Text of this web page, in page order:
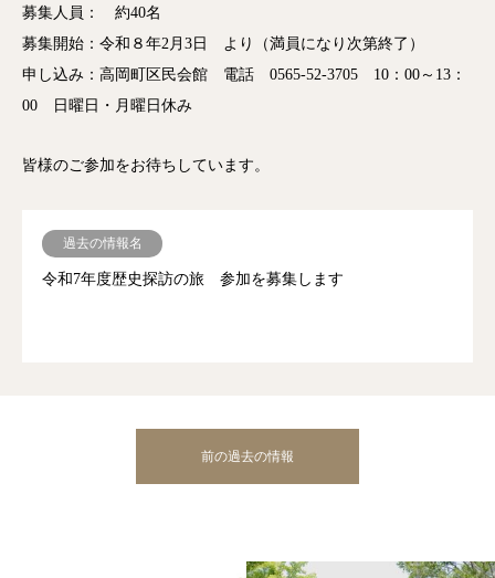
募集人員： 約40名
募集開始：令和８年2月3日 より（満員になり次第終了）
申し込み：高岡町区民会館 電話 0565-52-3705 10：00～13：
00 日曜日・月曜日休み
皆様のご参加をお待ちしています。
過去の情報名
令和7年度歴史探訪の旅 参加を募集します
前の過去の情報